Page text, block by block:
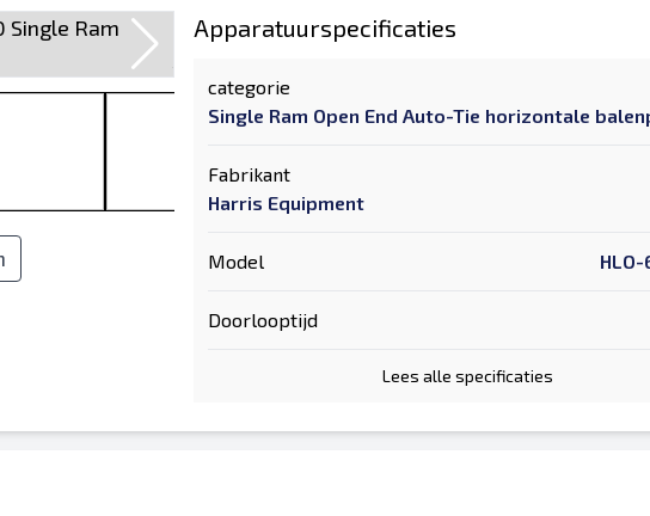
Apparatuurspecificaties
categorie
Single Ram Open End Auto-Tie horizontale
Fabrikant
Harris Equipment
Model
Doorlooptijd
Lees alle specificaties